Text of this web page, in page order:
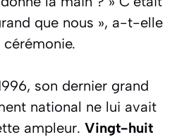
que nous », a-t-elle
son dernier grand
national ne lui avait
ampleur. Vingt-huit